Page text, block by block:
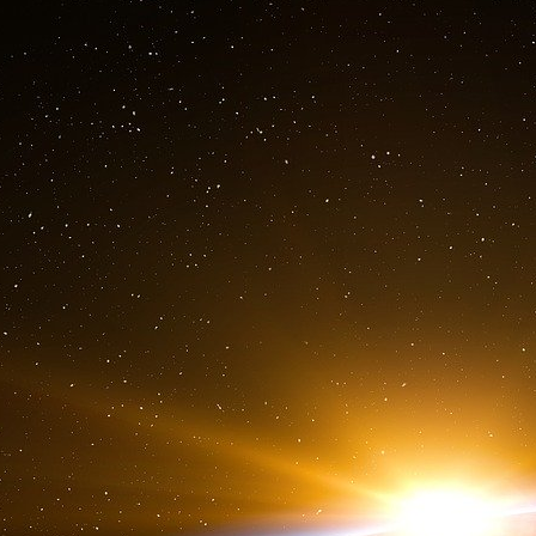
de recherche politique du PLD. Mais la
prendre du temps à se résoudre. Une série
kane), des divergences croissantes sur les
persistantes continuent de tourmenter les
de financement des partis politiques émane
propre parti. Les défis économiques
priorités, compte tenu des
concernant le coût de la vie, mais il n’y a pas
de financer l’aide à court terme aux
croissance à plus long terme. Lorsque le
ou en coalition avec le Komeitō, ces
désormais, Takaichi devra conclure des
adopter le budget du gouvernement et
en maintenant l’alignement de son propre
La nouvelle Première ministre japonaise
matière de politique étrangère. Elle devrait
ce week-end, un cadre confortable pour une
propres préférences politiques qui